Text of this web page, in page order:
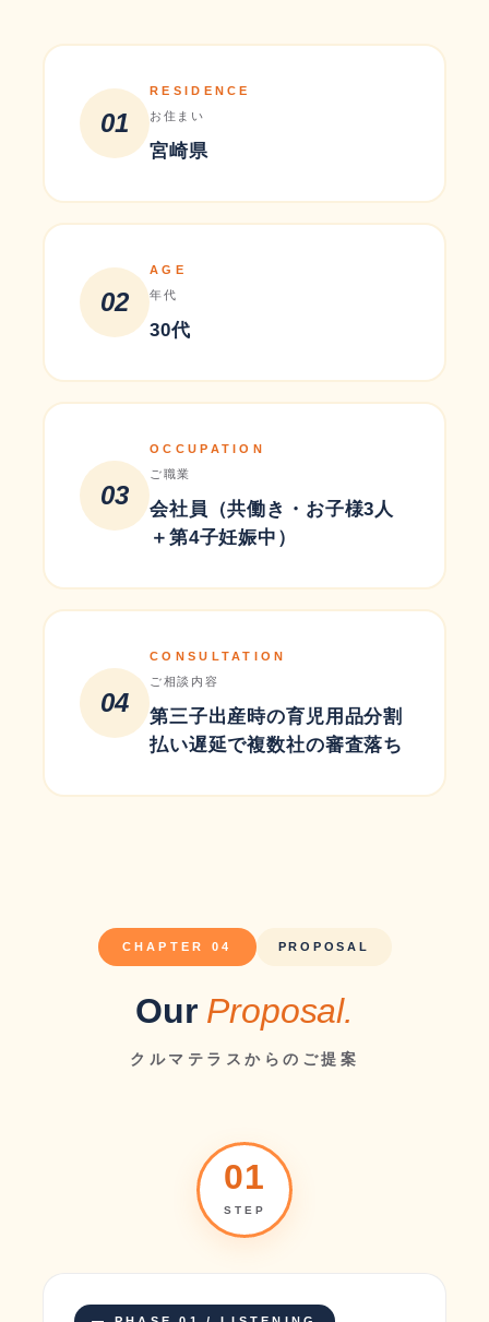
01
RESIDENCE
お住まい
宮崎県
02
AGE
年代
30代
03
OCCUPATION
ご職業
会社員（共働き・お子様3人
＋第4子妊娠中）
04
CONSULTATION
ご相談内容
第三子出産時の育児用品分割
払い遅延で複数社の審査落ち
CHAPTER 04 PROPOSAL
Our Proposal.
クルマテラスからのご提案
01
STEP